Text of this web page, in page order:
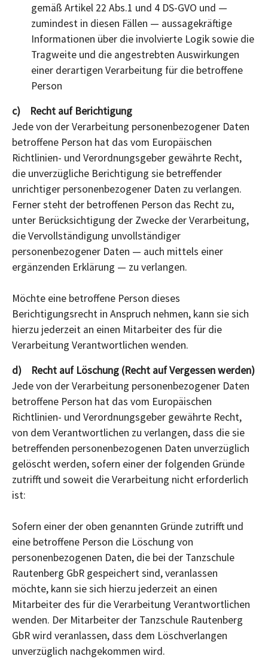
gemäß Artikel 22 Abs.1 und 4 DS-GVO und —
zumindest in diesen Fällen — aussagekräftige
Informationen über die involvierte Logik sowie die
Tragweite und die angestrebten Auswirkungen
einer derartigen Verarbeitung für die betroffene
Person
c) Recht auf Berichtigung
Jede von der Verarbeitung personenbezogener Daten
betroffene Person hat das vom Europäischen
Richtlinien- und Verordnungsgeber gewährte Recht,
die unverzügliche Berichtigung sie betreffender
unrichtiger personenbezogener Daten zu verlangen.
Ferner steht der betroffenen Person das Recht zu,
unter Berücksichtigung der Zwecke der Verarbeitung,
die Vervollständigung unvollständiger
personenbezogener Daten — auch mittels einer
ergänzenden Erklärung — zu verlangen.
Möchte eine betroffene Person dieses
Berichtigungsrecht in Anspruch nehmen, kann sie sich
hierzu jederzeit an einen Mitarbeiter des für die
Verarbeitung Verantwortlichen wenden.
d) Recht auf Löschung (Recht auf Vergessen werden)
Jede von der Verarbeitung personenbezogener Daten
betroffene Person hat das vom Europäischen
Richtlinien- und Verordnungsgeber gewährte Recht,
von dem Verantwortlichen zu verlangen, dass die sie
betreffenden personenbezogenen Daten unverzüglich
gelöscht werden, sofern einer der folgenden Gründe
zutrifft und soweit die Verarbeitung nicht erforderlich
ist:
Sofern einer der oben genannten Gründe zutrifft und
eine betroffene Person die Löschung von
personenbezogenen Daten, die bei der Tanzschule
Rautenberg GbR gespeichert sind, veranlassen
möchte, kann sie sich hierzu jederzeit an einen
Mitarbeiter des für die Verarbeitung Verantwortlichen
wenden. Der Mitarbeiter der Tanzschule Rautenberg
GbR wird veranlassen, dass dem Löschverlangen
unverzüglich nachgekommen wird.